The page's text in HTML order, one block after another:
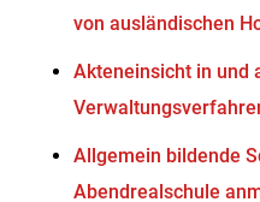
von ausländischen
Akteneinsicht in und
Allgemein bildende
Abendrealschule